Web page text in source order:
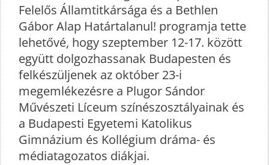
Felelős Államtitkársága és a Bethlen
Gábor Alap Határtalanul! programja tette
lehetővé, hogy szeptember 12-17. között
együtt dolgozhassanak Budapesten és
felkészüljenek az október 23-i
megemlékezésre a Plugor Sándor
Művészeti Líceum színészosztályainak és
a Budapesti Egyetemi Katolikus
Gimnázium és Kollégium dráma- és
médiatagozatos diákjai.